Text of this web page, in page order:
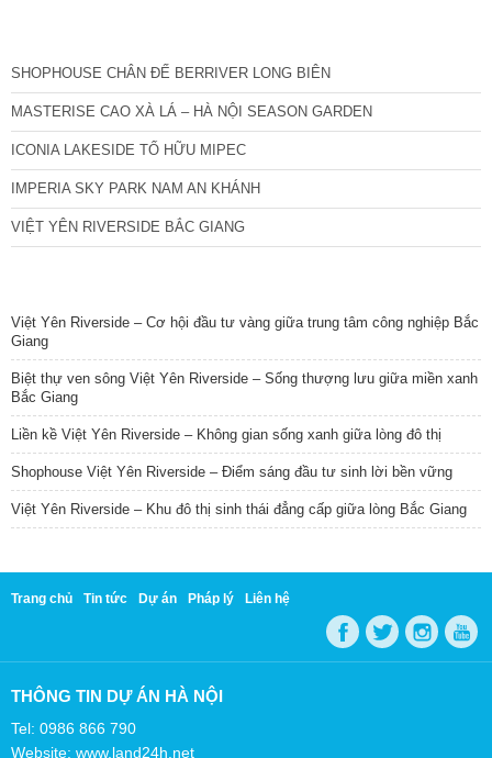
SHOPHOUSE CHÂN ĐẾ BERRIVER LONG BIÊN
MASTERISE CAO XÀ LÁ – HÀ NỘI SEASON GARDEN
ICONIA LAKESIDE TỐ HỮU MIPEC
IMPERIA SKY PARK NAM AN KHÁNH
VIỆT YÊN RIVERSIDE BẮC GIANG
Việt Yên Riverside – Cơ hội đầu tư vàng giữa trung tâm công nghiệp Bắc
Giang
Biệt thự ven sông Việt Yên Riverside – Sống thượng lưu giữa miền xanh
Bắc Giang
Liền kề Việt Yên Riverside – Không gian sống xanh giữa lòng đô thị
Shophouse Việt Yên Riverside – Điểm sáng đầu tư sinh lời bền vững
Việt Yên Riverside – Khu đô thị sinh thái đẳng cấp giữa lòng Bắc Giang
Trang chủ Tin tức Dự án Pháp lý Liên hệ
THÔNG TIN DỰ ÁN HÀ NỘI
Tel: 0986 866 790
Website: www.land24h.net